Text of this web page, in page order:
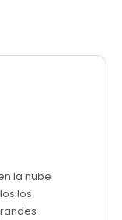
la nube
los